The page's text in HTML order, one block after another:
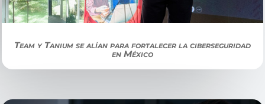
Team y Tanium se alían para fortalecer la ciberseguridad
en México